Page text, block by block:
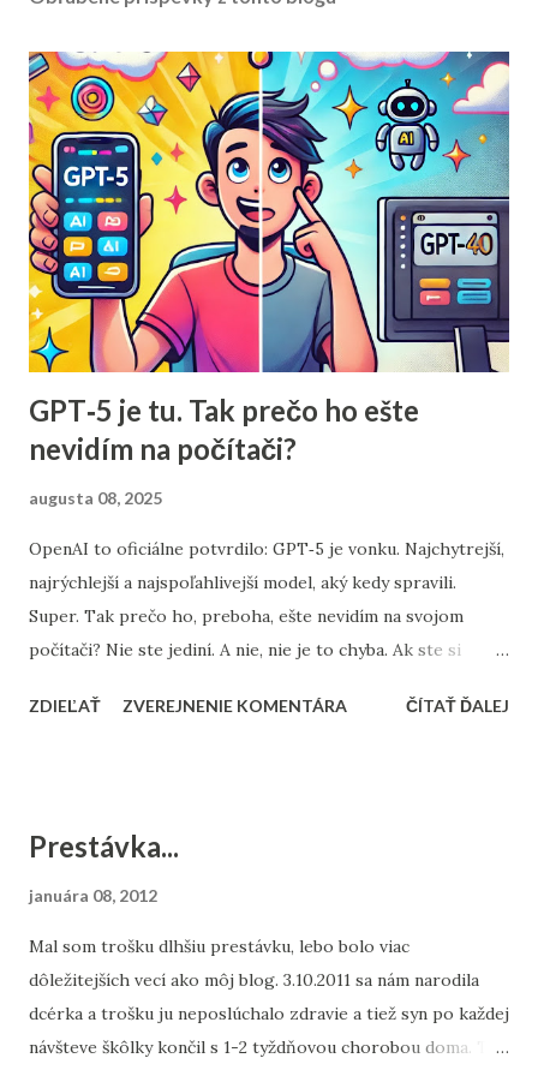
GPT‑5 je tu. Tak prečo ho ešte
nevidím na počítači?
augusta 08, 2025
OpenAI to oficiálne potvrdilo: GPT‑5 je vonku. Najchytrejší,
najrýchlejší a najspoľahlivejší model, aký kedy spravili.
Super. Tak prečo ho, preboha, ešte nevidím na svojom
počítači? Nie ste jediní. A nie, nie je to chyba. Ak ste si
„Používate GPT‑5.“ Ale keď si spustíte ChatGPT v
neuvádza nový model naraz pre všetkých a všade. Robia to
premyslene a v niekoľkých fázach: ✅ 1. Platformy sú
skôr – aj kvôli experimentom s hlasom, zvukom a
rozhraním. Webová verzia (desktop) má často mierne
oneskorenie, hlavne ak nejde o platcov Pro verzie. ✅ 2.
Rôzne modely pre rôznych používateľov Bezplatní
ZDIEĽAŤ ZVEREJNENIE KOMENTÁRA ČÍTAŤ ĎALEJ
Prestávka...
januára 08, 2012
Mal som trošku dlhšiu prestávku, lebo bolo viac
dôležitejších vecí ako môj blog. 3.10.2011 sa nám narodila
dcérka a trošku ju neposlúchalo zdravie a tiež syn po každej
návšteve škôlky končil s 1-2 tyždňovou chorobou doma. Tak